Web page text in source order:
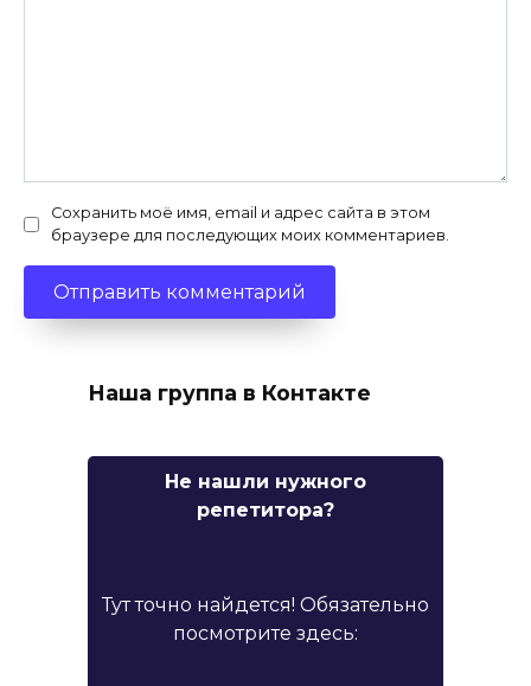
Сохранить моё имя, email и адрес сайта в этом
браузере для последующих моих комментариев.
Наша группа в Контакте
Не нашли нужного
репетитора?
Тут точно найдется! Обязательно
посмотрите здесь: